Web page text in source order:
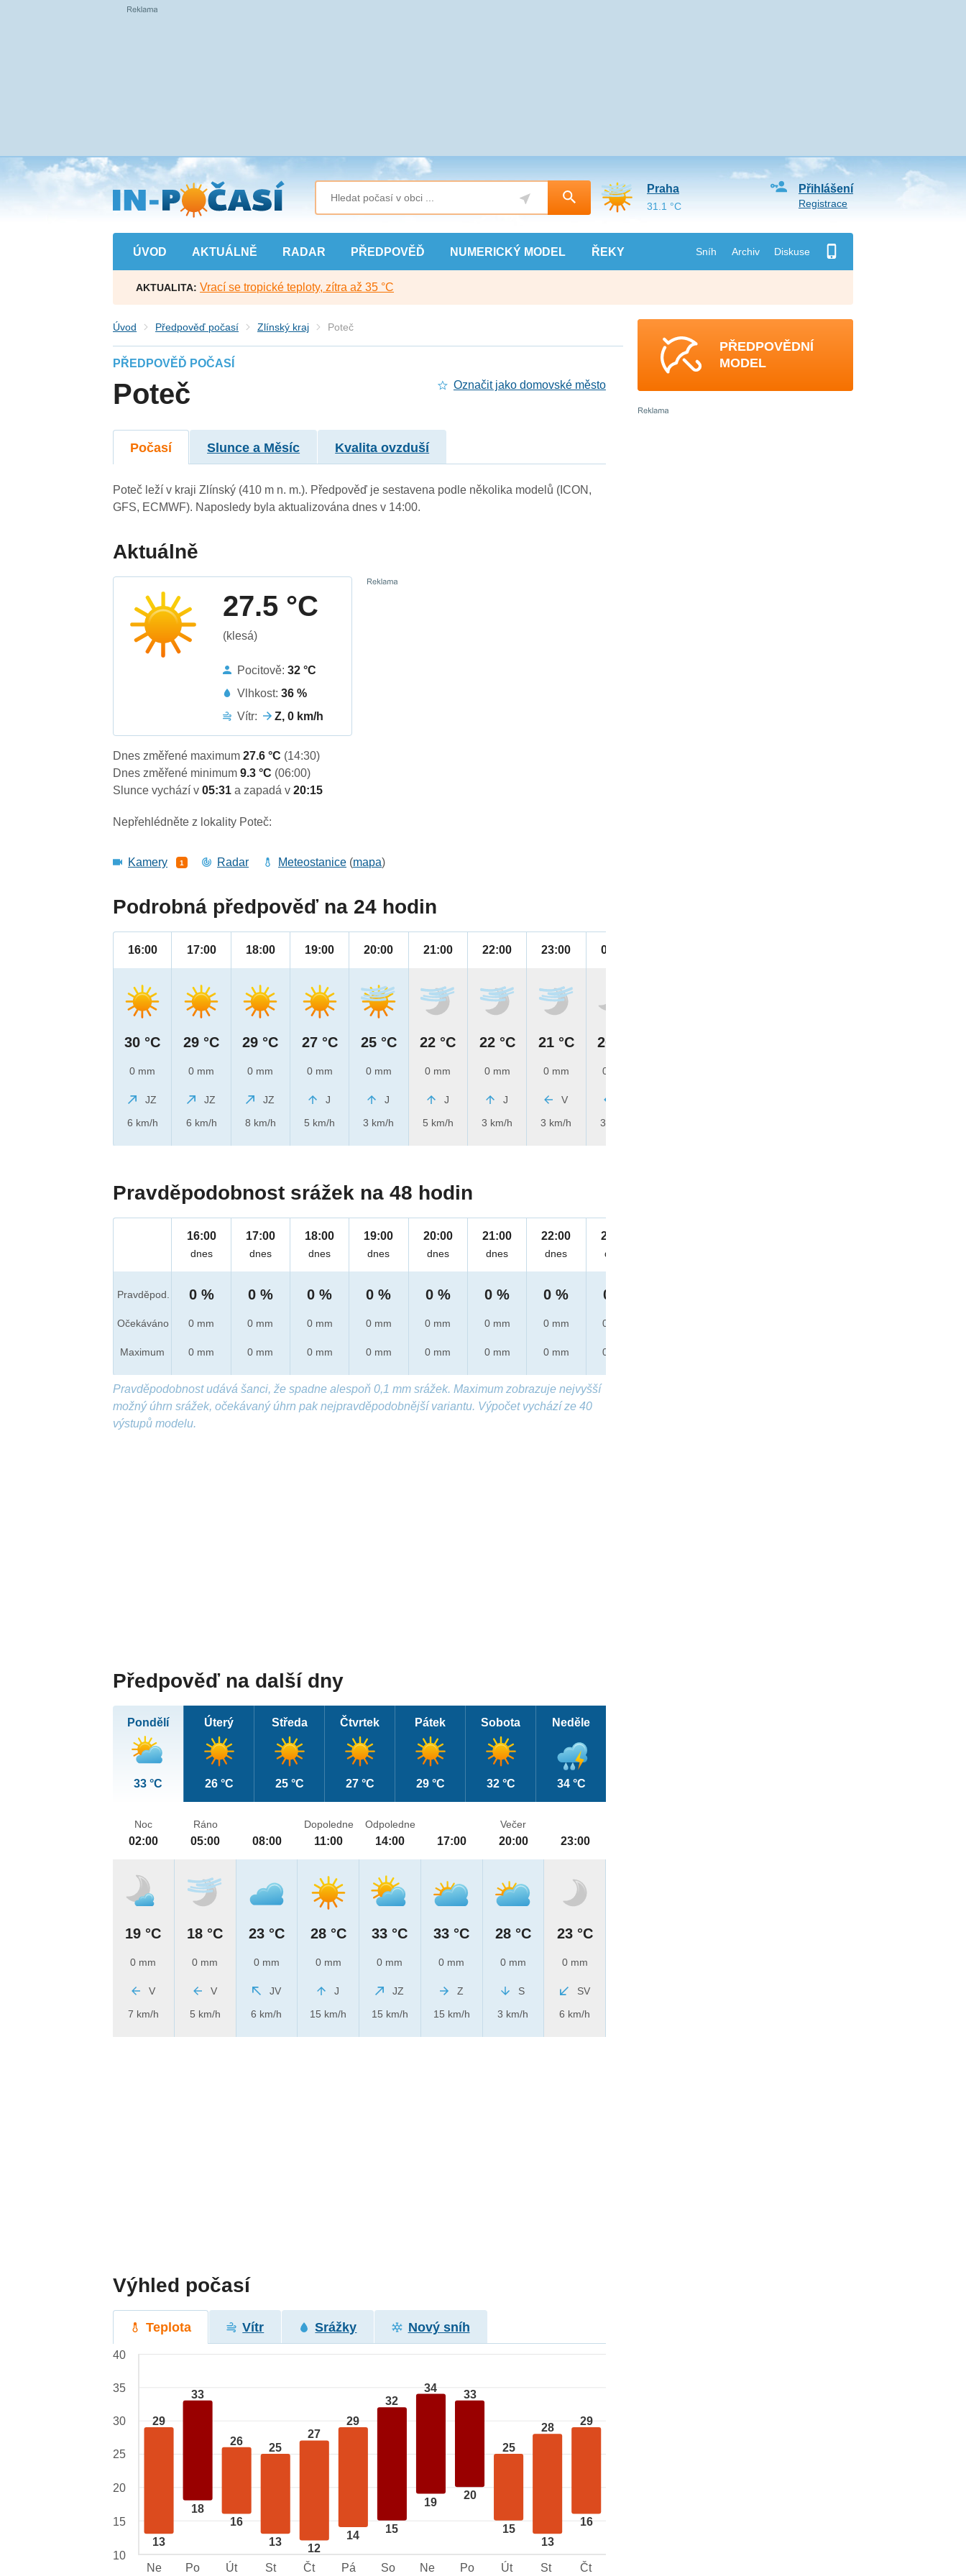
Přejít
na
hlavní
obsah
ÚVOD AKTUÁLNĚ RADAR PŘEDPOVĚĎ NUMERICKÝ MODEL ŘEKY Sníh Archiv Diskuse
Přihlášení
Registrace
Praha
31.1 °C
AKTUALITA: Vrací se tropické teploty, zítra až 35 °C
Úvod Předpověď počasí Zlínský kraj Poteč
PŘEDPOVĚĎ POČASÍ
Poteč Označit jako domovské město
Počasí Slunce a Měsíc Kvalita ovzduší
Poteč leží v kraji Zlínský (410 m n. m.). Předpověď je sestavena podle několika modelů (ICON,
GFS, ECMWF). Naposledy byla aktualizována dnes v 14:00.
Aktuálně
27.5 °C
(klesá)
Pocitově:32 °C
Vlhkost:36 %
Vítr:
Z, 0 km/h
Dnes změřené maximum27.6 °C (14:30)
Dnes změřené minimum9.3 °C (06:00)
Slunce vychází v05:31a zapadá v20:15
Nepřehlédněte z lokality Poteč:
Kamery 1 Radar Meteostanice (mapa)
Podrobná předpověď na 24 hodin
16:00
30 °C
0 mm
JZ
6 km/h
17:00
29 °C
0 mm
JZ
6 km/h
18:00
29 °C
0 mm
JZ
8 km/h
19:00
27 °C
0 mm
J
5 km/h
20:00
25 °C
0 mm
J
3 km/h
21:00
22 °C
0 mm
J
5 km/h
22:00
22 °C
0 mm
J
3 km/h
23:00
21 °C
0 mm
V
3 km/h
00:00
20 °C
0 mm
3 km/h
Pravděpodobnost srážek na 48 hodin
Pravděpod.
Očekáváno
Maximum
16:00
dnes
0 %
0 mm
0 mm
17:00
dnes
0 %
0 mm
0 mm
18:00
dnes
0 %
0 mm
0 mm
19:00
dnes
0 %
0 mm
0 mm
20:00
dnes
0 %
0 mm
0 mm
21:00
dnes
0 %
0 mm
0 mm
22:00
dnes
0 %
0 mm
0 mm
23:00
dnes
0 %
0 mm
0 mm
Pravděpodobnost udává šanci, že spadne alespoň 0,1 mm srážek. Maximum zobrazuje nejvyšší
možný úhrn srážek, očekávaný úhrn pak nejpravděpodobnější variantu. Výpočet vychází ze 40
výstupů modelu.
Předpověď na další dny
Pondělí
33 °C
Úterý
26 °C
Středa
25 °C
Čtvrtek
27 °C
Pátek
29 °C
Sobota
32 °C
Neděle
34 °C
Noc
02:00
19 °C
0 mm
V
7 km/h
Ráno
05:00
18 °C
0 mm
V
5 km/h
08:00
23 °C
0 mm
JV
6 km/h
Dopoledne
11:00
28 °C
0 mm
J
15 km/h
Odpoledne
14:00
33 °C
0 mm
JZ
15 km/h
17:00
33 °C
0 mm
Z
15 km/h
Večer
20:00
28 °C
0 mm
S
3 km/h
23:00
23 °C
0 mm
SV
6 km/h
Výhled počasí
Teplota Vítr Srážky Nový sníh
29
13
33
18
26
16
25
13
27
12
29
14
32
15
34
19
33
20
25
15
28
13
29
16
40
35
30
25
20
15
10
Ne
Po Út St Čt Pá So Ne Po Út St Čt
PŘEDPOVĚDNÍ
MODEL